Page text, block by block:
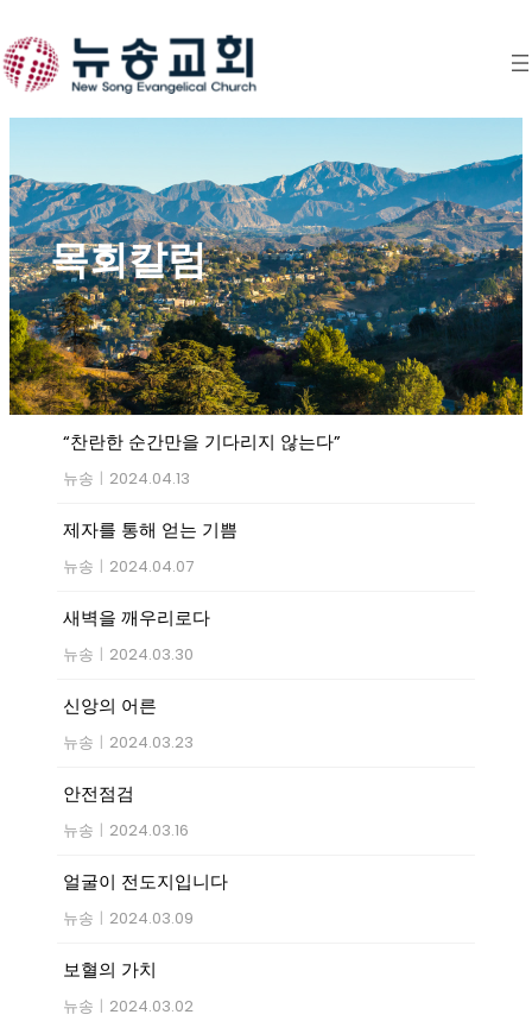
to
content
목회칼럼
“찬란한 순간만을 기다리지 않는다”
뉴송 | 2024.04.13
제자를 통해 얻는 기쁨
뉴송 | 2024.04.07
새벽을 깨우리로다
뉴송 | 2024.03.30
신앙의 어른
뉴송 | 2024.03.23
안전점검
뉴송 | 2024.03.16
얼굴이 전도지입니다
뉴송 | 2024.03.09
보혈의 가치
뉴송 | 2024.03.02